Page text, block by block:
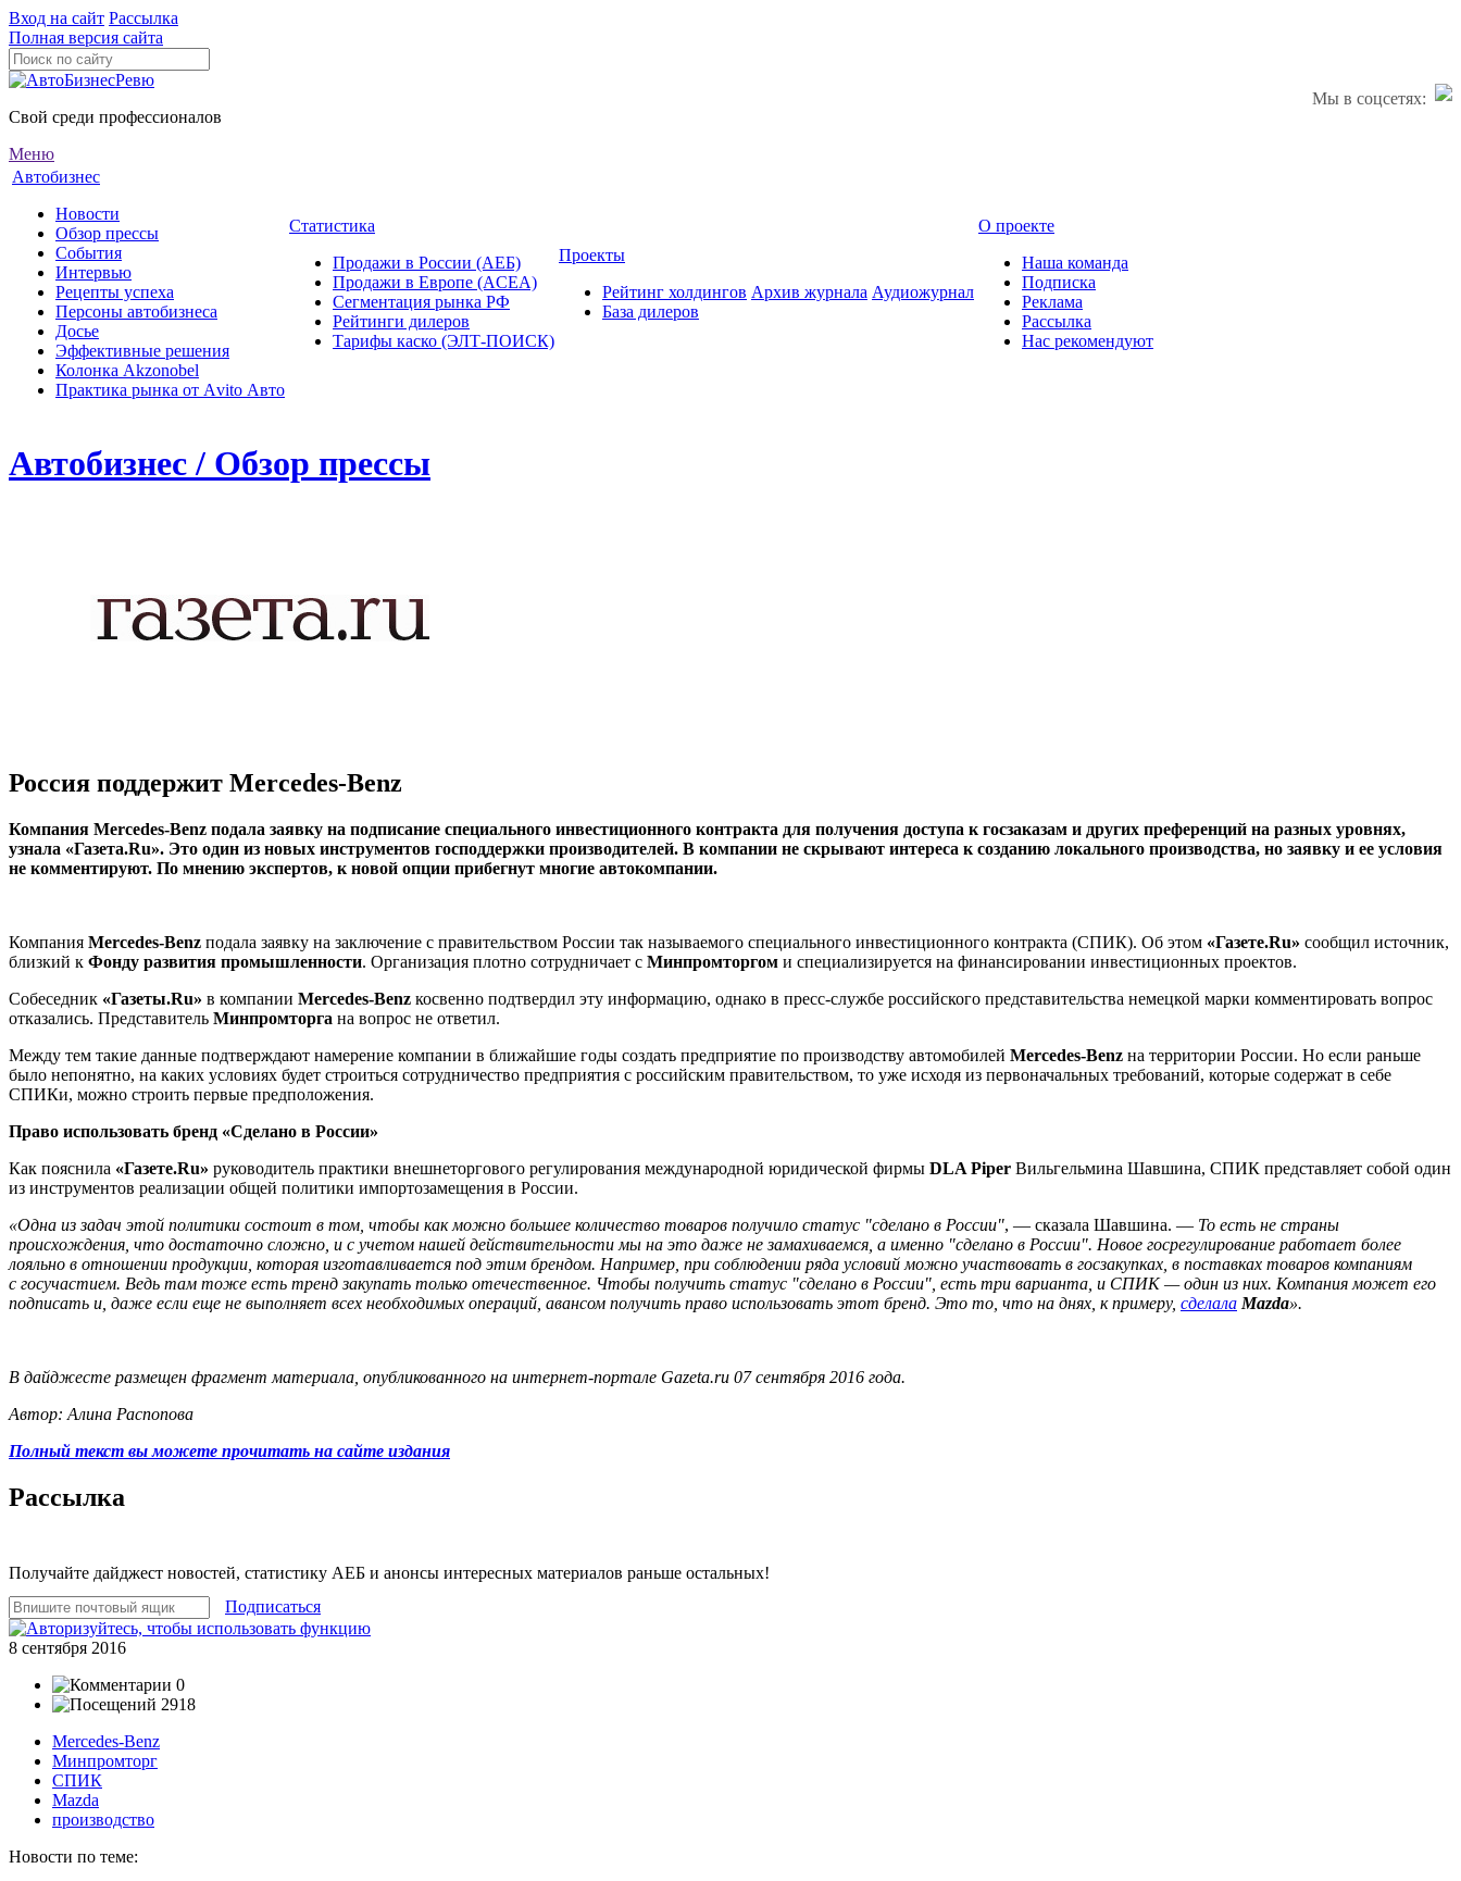
Вход на сайт Рассылка
Полная версия сайта
Мы в соцсетях:
Свой среди профессионалов
Меню
Автобизнес
Новости
Обзор прессы
События
Интервью
Рецепты успеха
Персоны автобизнеса
Досье
Эффективные решения
Колонка Akzonobel
Практика рынка от Аvito Авто
Статистика
Продажи в России (АЕБ)
Продажи в Европе (ACEA)
Сегментация рынка РФ
Рейтинги дилеров
Тарифы каско (ЭЛТ-ПОИСК)
Проекты
Рейтинг холдингов
База дилеров
Архив журнала Аудиожурнал
О проекте
Наша команда
Подписка
Реклама
Рассылка
Нас рекомендуют
Автобизнес / Обзор прессы
Россия поддержит Mercedes-Benz
Компания Mercedes-Benz подала заявку на подписание специального инвестиционного контракта для получения доступа к госзаказам и других преференций на разных уровнях,
узнала «Газета.Ru». Это один из новых инструментов господдержки производителей. В компании не скрывают интереса к созданию локального производства, но заявку и ее условия
не комментируют. По мнению экспертов, к новой опции прибегнут многие автокомпании.
Компания Mercedes-Benz подала заявку на заключение с правительством России так называемого специального инвестиционного контракта (СПИК). Об этом «Газете.Ru» сообщил источник,
близкий к Фонду развития промышленности. Организация плотно сотрудничает с Минпромторгом и специализируется на финансировании инвестиционных проектов.
Собеседник «Газеты.Ru» в компании Mercedes-Benz косвенно подтвердил эту информацию, однако в пресс-службе российского представительства немецкой марки комментировать вопрос
отказались. Представитель Минпромторга на вопрос не ответил.
Между тем такие данные подтверждают намерение компании в ближайшие годы создать предприятие по производству автомобилей Mercedes-Benz на территории России. Но если раньше
было непонятно, на каких условиях будет строиться сотрудничество предприятия с российским правительством, то уже исходя из первоначальных требований, которые содержат в себе
СПИКи, можно строить первые предположения.
Право использовать бренд «Сделано в России»
Как пояснила «Газете.Ru» руководитель практики внешнеторгового регулирования международной юридической фирмы DLA Piper Вильгельмина Шавшина, СПИК представляет собой один
из инструментов реализации общей политики импортозамещения в России.
«Одна из задач этой политики состоит в том, чтобы как можно большее количество товаров получило статус "сделано в России", — сказала Шавшина. — То есть не страны
происхождения, что достаточно сложно, и с учетом нашей действительности мы на это даже не замахиваемся, а именно "сделано в России". Новое госрегулирование работает более
лояльно в отношении продукции, которая изготавливается под этим брендом. Например, при соблюдении ряда условий можно участвовать в госзакупках, в поставках товаров компаниям
с госучастием. Ведь там тоже есть тренд закупать только отечественное. Чтобы получить статус "сделано в России", есть три варианта, и СПИК — один из них. Компания может его
подписать и, даже если еще не выполняет всех необходимых операций, авансом получить право использовать этот бренд. Это то, что на днях, к примеру, сделала Mazda».
В дайджесте размещен фрагмент материала, опубликованного на интернет-портале Gazeta.ru 07 сентября 2016 года.
Автор: Алина Распопова
Полный текст вы можете прочитать на сайте издания
Рассылка
Получайте дайджест новостей, статистику АЕБ и анонсы интересных материалов раньше остальных!
Подписаться
8 сентября 2016
0
2918
Mercedes-Benz
Минпромторг
СПИК
Mazda
производство
Новости по теме: